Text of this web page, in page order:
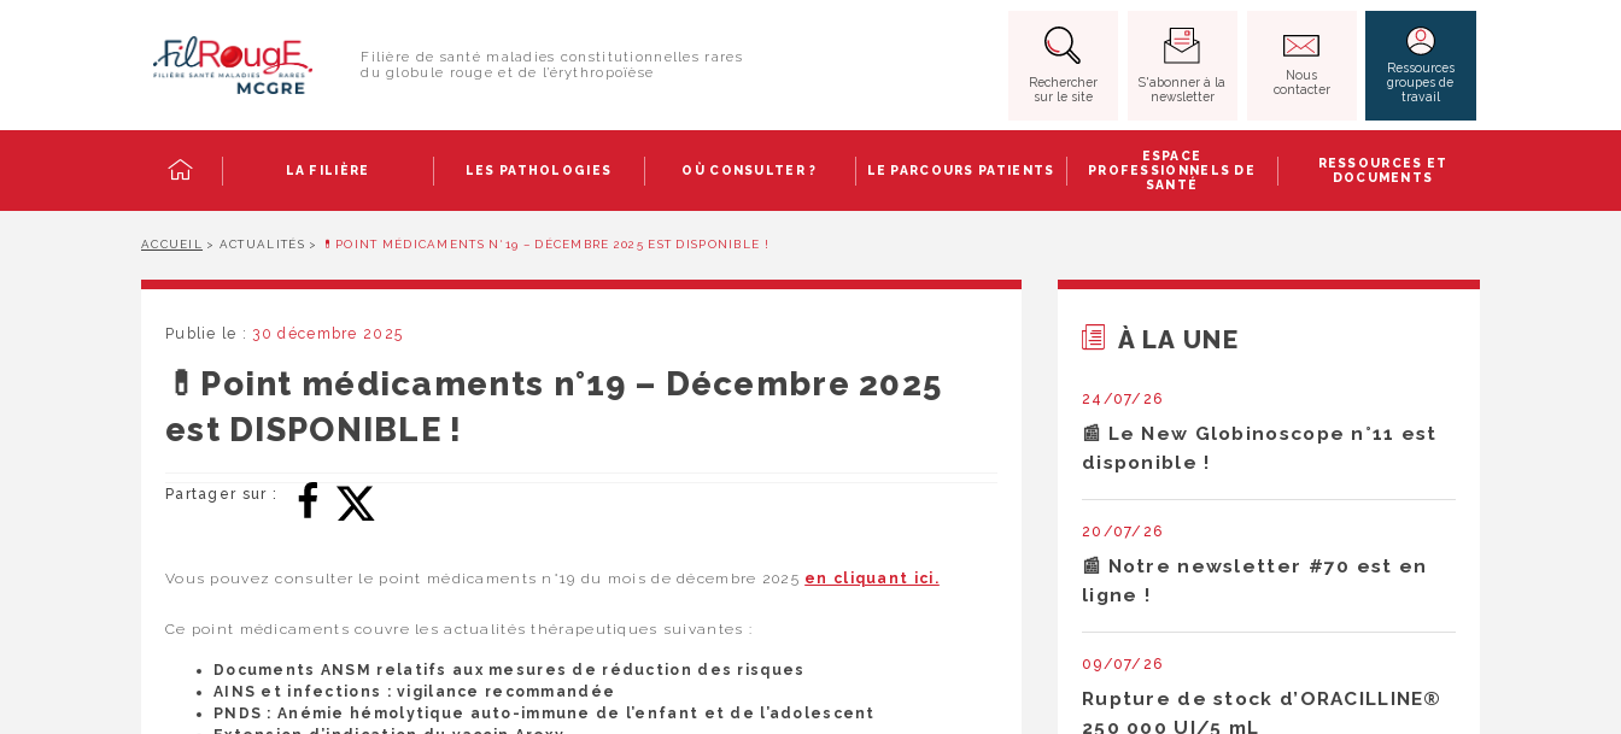
RECHERCHER
Filière de santé maladies constitutionnelles rares
du globule rouge et de l’érythropoïèse
Rechercher
sur le site
S'abonner à la
newsletter
Nous
contacter
Ressources
groupes de
travail
LA FILIÈRE LES PATHOLOGIES OÙ CONSULTER ? LE PARCOURS PATIENTS
ESPACE
PROFESSIONNELS DE
SANTÉ
RESSOURCES ET
DOCUMENTS
ACCUEIL > ACTUALITÉS > 💊POINT MÉDICAMENTS N°19 – DÉCEMBRE 2025 EST DISPONIBLE !
Publie le : 30 décembre 2025
💊Point médicaments n°19 – Décembre 2025
est DISPONIBLE !
Partager sur :
Vous pouvez consulter le point médicaments n°19 du mois de décembre 2025 en cliquant ici.
Ce point médicaments couvre les actualités thérapeutiques suivantes :
Documents ANSM relatifs aux mesures de réduction des risques
AINS et infections : vigilance recommandée
PNDS : Anémie hémolytique auto-immune de l’enfant et de l’adolescent
À LA UNE
24/07/26
📰 Le New Globinoscope n°11 est
disponible !
20/07/26
📰 Notre newsletter #70 est en
ligne !
09/07/26
Rupture de stock d’ORACILLINE®
250 000 UI/5 mL